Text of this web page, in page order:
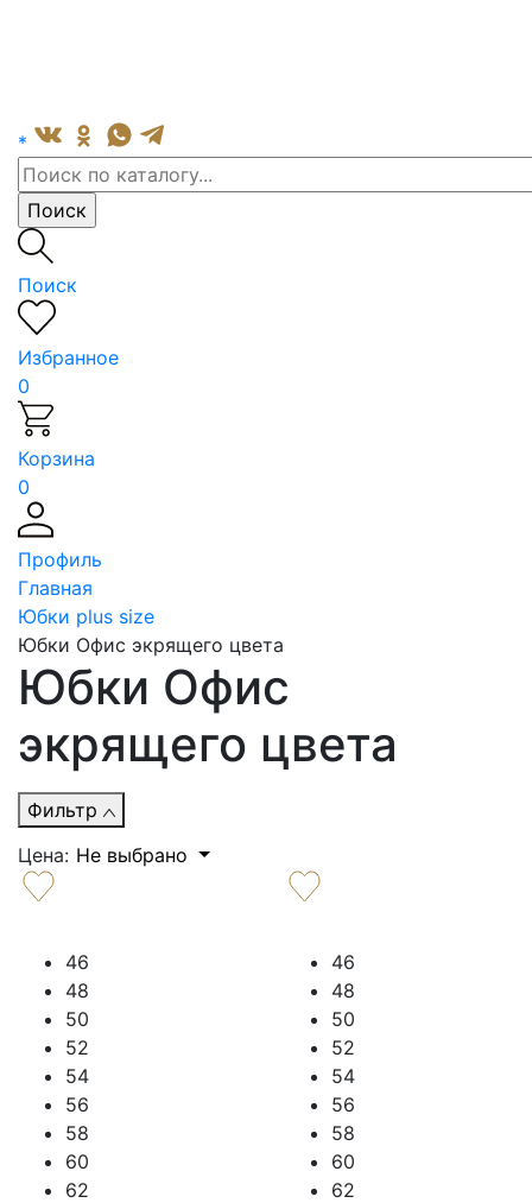
*
Поиск
Избранное
0
Корзина
0
Профиль
Главная
Юбки plus size
Юбки Офис экрящего цвета
Юбки Офис
экрящего цвета
Фильтр
Цена: Не выбрано
46
48
50
52
54
56
58
60
62
46
48
50
52
54
56
58
60
62